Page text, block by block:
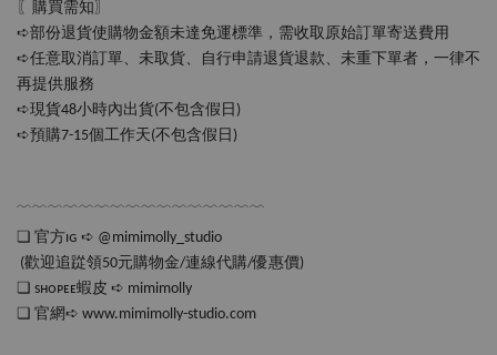
〖購買需知〗
➪部份退貨使購物金額未達免運標準，需收取原始訂單寄送費用
➪任意取消訂單、未取貨、自行申請退貨退款、未重下單者，一律不
再提供服務
➪現貨48小時內出貨(不包含假日)
➪預購7-15個工作天(不包含假日‪‪)
﹋﹋﹋﹋﹋﹋﹋﹋﹋﹋﹋﹋﹋﹋﹋﹋
❏ 官方ɪɢ ➪ @mimimolly_studio
(歡迎追踨領50元購物金/連線代購/優惠價)
❏ sʜᴏᴘᴇᴇ蝦皮 ➪ mimimolly
❏ 官網➪ www.mimimolly-studio.com